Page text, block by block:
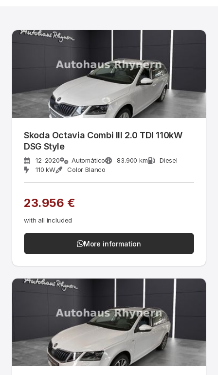
Skoda Octavia Combi III 2.0 TDI 110kW
DSG Style
12-2020 Automático 83.900 km
Diesel
110 kW
Color Blanco
23.956 €
with all included
More information